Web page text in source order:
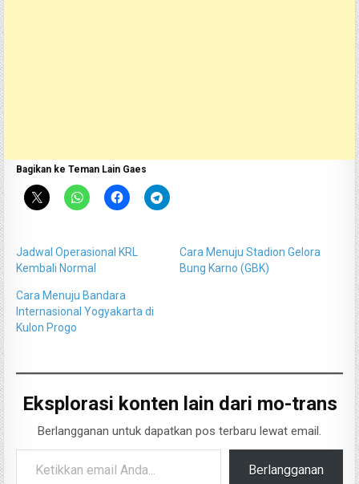
Bagikan ke Teman Lain Gaes
Jadwal Operasional KRL
Kembali Normal
Cara Menuju Stadion Gelora
Bung Karno (GBK)
Cara Menuju Bandara
Internasional Yogyakarta di
Kulon Progo
Eksplorasi konten lain dari mo-trans
Berlangganan untuk dapatkan pos terbaru lewat email.
Ketikkan email Anda...
Berlangganan